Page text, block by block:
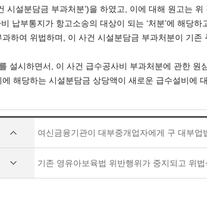
시설분담금 부과처분’)을 하였고, 이에 대해 원고는
납부통지가 항고소송의 대상이 되는 ‘처분’에 해당
하여 위법하며, 이 사건 시설분담금 부과처분이 기
설시하면서, 이 사건 급수공사비 부과처분에 관한 원
해당하는 시설분담금 상당액이 새로운 급수설비에
여신금융기관이 대부중개업자에게 구 대부업
기존 영유아보육법 위반행위가 중지되고 위